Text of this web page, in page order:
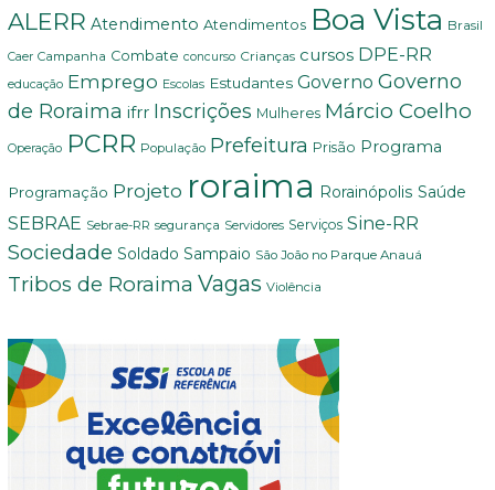
ALERR Atendimento Atendimentos Boa Vista Brasil
Caer Campanha Combate concurso Crianças cursos DPE-RR
educação Emprego Escolas Estudantes Governo Governo
de Roraima ifrr Inscrições Mulheres Márcio Coelho
Operação PCRR População Prefeitura Prisão Programa
Programação Projeto roraima Rorainópolis Saúde
SEBRAE Sebrae-RR segurança Servidores Serviços Sine-RR
Sociedade Soldado Sampaio São João no Parque Anauá
Tribos de Roraima Vagas Violência